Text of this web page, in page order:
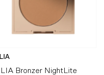
ILIA
ILIA Bronzer NightLite